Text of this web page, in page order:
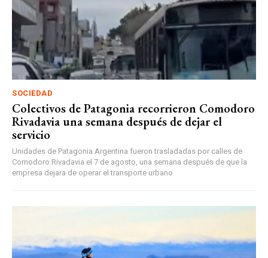
SOCIEDAD
Colectivos de Patagonia recorrieron Comodoro
Rivadavia una semana después de dejar el
servicio
Unidades de Patagonia Argentina fueron trasladadas por calles de
Comodoro Rivadavia el 7 de agosto, una semana después de que la
empresa dejara de operar el transporte urbano.